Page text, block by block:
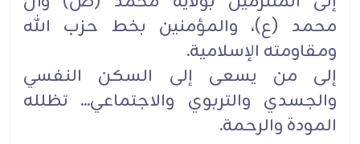
محمد (ع)، والمؤمنين بخط حزب الله
ومقاومته الإسلامية.
إلى من يسعى إلى السكن النفسي
والجسدي والتربوي والاجتماعي... تظلله
المودة والرحمة.